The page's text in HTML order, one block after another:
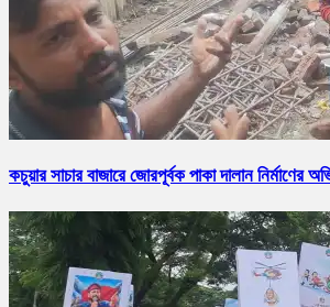
কচুয়ার সাচার বাজারে জোরপূর্বক পাকা দালান নির্মাণের